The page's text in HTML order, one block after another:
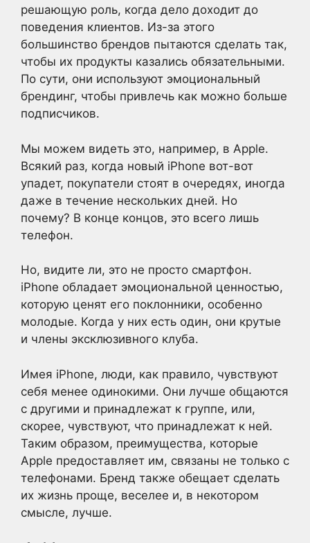
решающую роль, когда дело доходит до
поведения клиентов. Из-за этого
большинство брендов пытаются сделать так,
чтобы их продукты казались обязательными.
По сути, они используют эмоциональный
брендинг, чтобы привлечь как можно больше
подписчиков.
Мы можем видеть это, например, в Apple.
Всякий раз, когда новый iPhone вот-вот
упадет, покупатели стоят в очередях, иногда
даже в течение нескольких дней. Но
почему? В конце концов, это всего лишь
телефон.
Но, видите ли, это не просто смартфон.
iPhone обладает эмоциональной ценностью,
которую ценят его поклонники, особенно
молодые. Когда у них есть один, они крутые
и члены эксклюзивного клуба.
Имея iPhone, люди, как правило, чувствуют
себя менее одинокими. Они лучше общаются
с другими и принадлежат к группе, или,
скорее, чувствуют, что принадлежат к ней.
Таким образом, преимущества, которые
Apple предоставляет им, связаны не только с
телефонами. Бренд также обещает сделать
их жизнь проще, веселее и, в некотором
смысле, лучше.